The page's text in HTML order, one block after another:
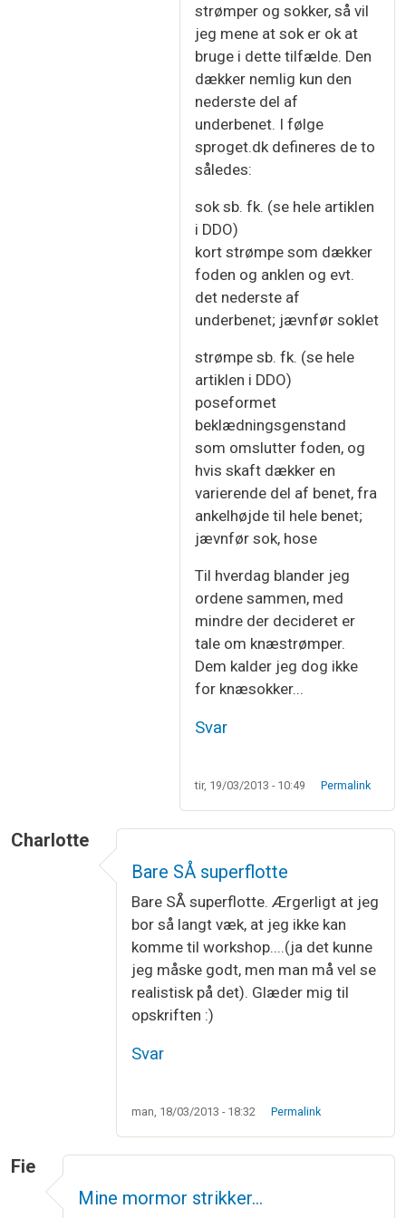
strømper og sokker, så vil
jeg mene at sok er ok at
bruge i dette tilfælde. Den
dækker nemlig kun den
nederste del af
underbenet. I følge
sproget.dk defineres de to
således:
sok sb. fk. (se hele artiklen
i DDO)
kort strømpe som dækker
foden og anklen og evt.
det nederste af
underbenet; jævnfør soklet
strømpe sb. fk. (se hele
artiklen i DDO)
poseformet
beklædningsgenstand
som omslutter foden, og
hvis skaft dækker en
varierende del af benet, fra
ankelhøjde til hele benet;
jævnfør sok, hose
Til hverdag blander jeg
ordene sammen, med
mindre der decideret er
tale om knæstrømper.
Dem kalder jeg dog ikke
for knæsokker...
Svar
tir, 19/03/2013 - 10:49 Permalink
Charlotte
Bare SÅ superflotte
Bare SÅ superflotte. Ærgerligt at jeg
bor så langt væk, at jeg ikke kan
komme til workshop....(ja det kunne
jeg måske godt, men man må vel se
realistisk på det). Glæder mig til
opskriften :)
Svar
man, 18/03/2013 - 18:32 Permalink
Fie
Mine mormor strikker…